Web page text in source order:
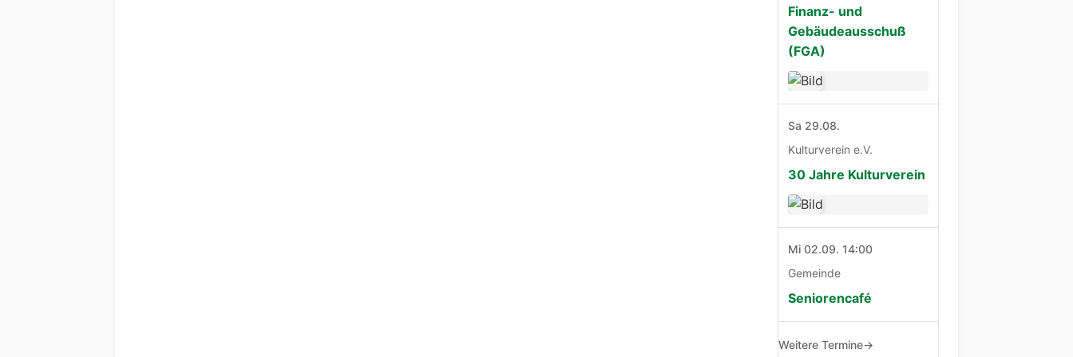
Finanz- und
Gebäudeausschuß
(FGA)
Sa 29.08.
Kulturverein e.V.
30 Jahre Kulturverein
Mi 02.09. 14:00
Gemeinde
Seniorencafé
Weitere Termine→